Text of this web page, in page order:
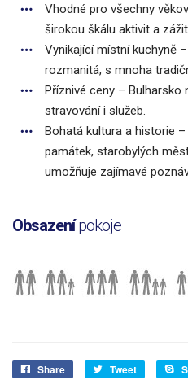
Vhodné pro všechny
širokou škálu aktivit a
Vynikající místní kuchyně
rozmanitá, s mnoha
Příznivé ceny – Bulharsko
stravování i služeb.
Bohatá kultura a historie
památek, starobylých
umožňuje zajímavé
Obsazenípokoje
Share Tweet